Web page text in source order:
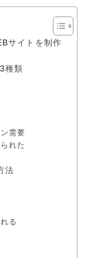
サイトを制作
種類
需要
れた
法
る